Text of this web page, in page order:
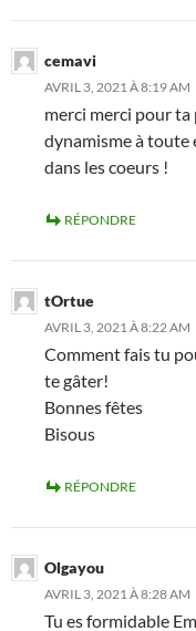
cemavi
AVRIL 3, 2021 À 8:19 AM
merci merci pour
dynamisme à toute
dans les coeurs !
RÉPONDRE
tOrtue
AVRIL 3, 2021 À 8:22 AM
Comment fais tu
te gâter!
Bonnes fêtes
Bisous
RÉPONDRE
Olgayou
AVRIL 3, 2021 À 8:28 AM
Tu es formidable